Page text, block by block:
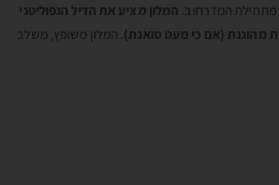
מתחילת המדרחוב. המלון מציע את הדיל הנפוליטני
מהוגנת (אם כי מעט סואנת). המלון משופץ, משלב